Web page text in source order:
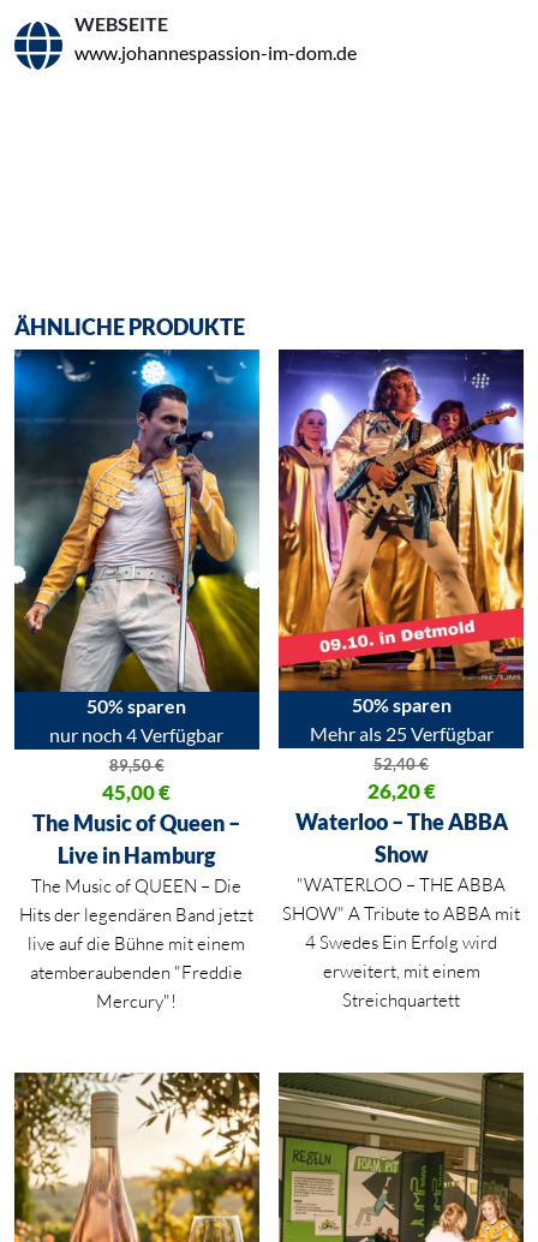
WEBSEITE
www.johannespassion-im-dom.de
ÄHNLICHE PRODUKTE
50% sparen
nur noch 4 Verfügbar
89,50€
Ursprünglicher Preis war: 89,50 €
45,00€
Aktueller Preis ist: 45,00 €.
The Music of Queen –
Live in Hamburg
The Music of QUEEN – Die
Hits der legendären Band jetzt
live auf die Bühne mit einem
atemberaubenden "Freddie
Mercury"!
50% sparen
Mehr als 25 Verfügbar
52,40€
Ursprünglicher Preis war:
26,20€
Aktueller Preis ist: 26,20 €.
Waterloo – The ABBA
Show
"WATERLOO – THE ABBA
SHOW" A Tribute to ABBA mit
4 Swedes Ein Erfolg wird
erweitert, mit einem
Streichquartett